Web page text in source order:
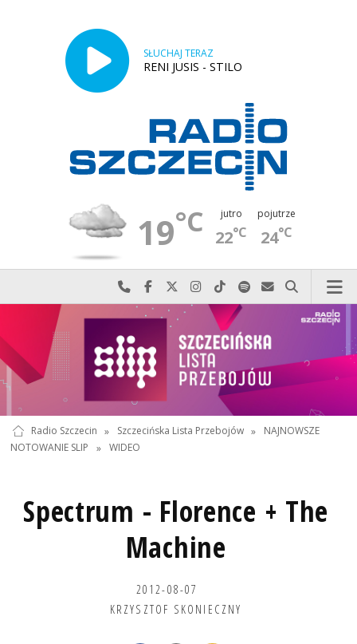
SŁUCHAJ TERAZ
RENI JUSIS - STILO
19°C jutro
22°C
pojutrze
24°C
Najlepiej po prostu do nas zadzwoń
Odwiedź nas na Facebook-u
Odwiedź nas na X
Odwiedź nas na Instagram-ie
Odwiedź nas na TikTok-u
Szukaj nas na Spotify
Wyślij do nas
Szukaj
Radio Szczecin » Szczecińska Lista Przebojów »
NAJNOWSZE
NOTOWANIE SLIP
» WIDEO
Spectrum - Florence + The
Machine
2012-08-07
KRZYSZTOF SKONIECZNY